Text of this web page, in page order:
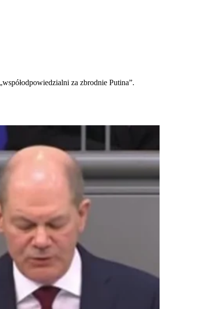
za zbrodnie Putina”.